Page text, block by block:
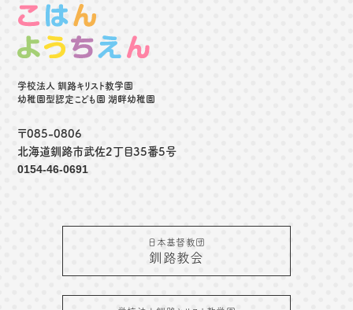
学校法人 釧路キリスト教学園
幼稚園型認定こども園 湖畔幼稚園
〒085-0806
北海道釧路市武佐2丁目35番5号
0154-46-0691
日本基督教団
釧路教会